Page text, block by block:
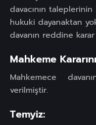
davacının taleplerinin
hukuki dayanaktan
davanın reddine
Mahkeme
Mahkemece
verilmiştir.
Temyiz: